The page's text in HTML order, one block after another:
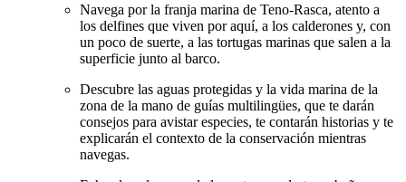
Navega por la franja marina de Teno-Rasca, atento a
los delfines que viven por aquí, a los calderones y, con
un poco de suerte, a las tortugas marinas que salen a la
superficie junto al barco.
Descubre las aguas protegidas y la vida marina de la
zona de la mano de guías multilingües, que te darán
consejos para avistar especies, te contarán historias y te
explicarán el contexto de la conservación mientras
navegas.